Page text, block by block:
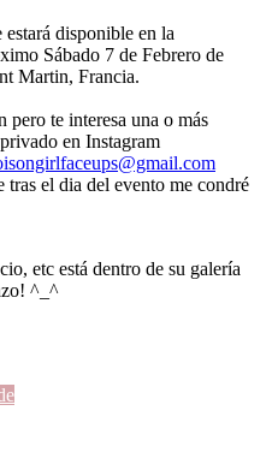
disponible en la
Sábado 7 de Febrero de
Martin, Francia.
pero te interesa una o más
en Instagram
tras el dia del evento me condré
etc está dentro de su galería
^_^